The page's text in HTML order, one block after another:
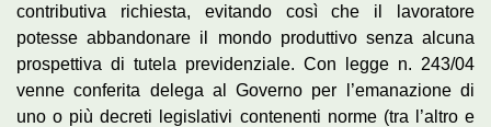
contributiva richiesta, evitando così che il lavoratore
potesse abbandonare il mondo produttivo senza alcuna
prospettiva di tutela previdenziale. Con legge n. 243/04
venne conferita delega al Governo per l’emanazione di
uno o più decreti legislativi contenenti norme (tra l’altro e